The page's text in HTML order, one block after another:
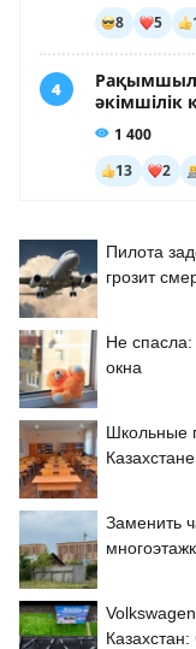
Пилота
грозит
Не спасла:
окна
Школьные
Заменить
Казахстан: